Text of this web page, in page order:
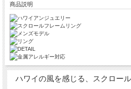
商品説明
ハワイの風を感じる、スクロー